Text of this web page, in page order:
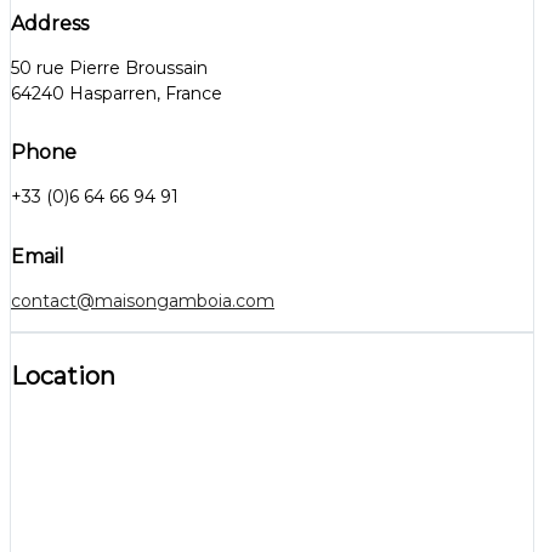
Address
50 rue Pierre Broussain
64240 Hasparren, France
Phone
+33 (0)6 64 66 94 91
Email
contact@maisongamboia.com
Location